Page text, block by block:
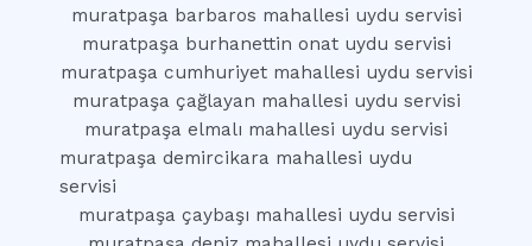
muratpaşa barbaros mahallesi uydu servisi
muratpaşa burhanettin onat uydu servisi
muratpaşa cumhuriyet mahallesi uydu servisi
muratpaşa çağlayan mahallesi uydu servisi
muratpaşa elmalı mahallesi uydu servisi
muratpaşa demircikara mahallesi uydu
servisi
muratpaşa çaybaşı mahallesi uydu servisi